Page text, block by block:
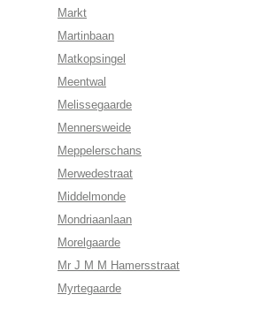
Markt
Martinbaan
Matkopsingel
Meentwal
Melissegaarde
Mennersweide
Meppelerschans
Merwedestraat
Middelmonde
Mondriaanlaan
Morelgaarde
Mr J M M Hamersstraat
Myrtegaarde